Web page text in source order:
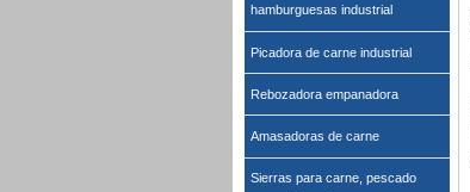
hamburguesas industrial
Picadora de carne industrial
Rebozadora empanadora
Amasadoras de carne
Sierras para carne, pescado